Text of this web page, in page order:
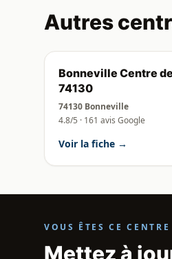
Autres
Bonneville Centre
74130
74130 Bonneville
4.8/5 · 161 avis Google
Voir la fiche →
VOUS ÊTES CE CENTRE
Mettez à